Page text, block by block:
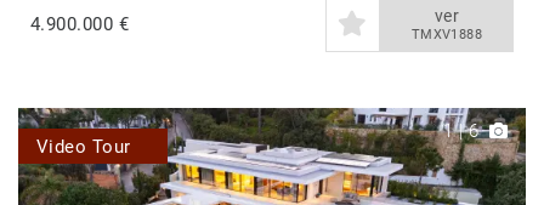
4.900.000 € ver
TMXV1888
1|6
Video Tour